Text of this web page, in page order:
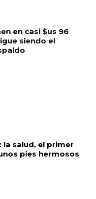
en casi $us 96
siendo el
la salud, el primer
pies hermosos